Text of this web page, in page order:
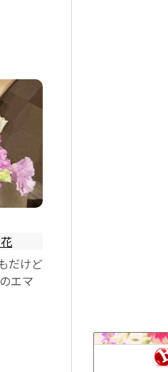
だけど
エマ
。 ...
乗ってみ
HIROMIX